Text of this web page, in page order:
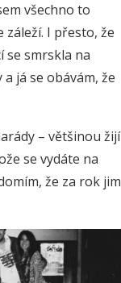
všechno to
I přesto, že
se smrskla na
já se obávám, že
– většinou žijí
se vydáte na
že za rok jim